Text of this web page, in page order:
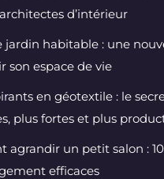
d’intérieur
jardin habitable : une
son espace de vie
en géotextile : le
plus fortes et plus
agrandir un petit salon :
efficaces